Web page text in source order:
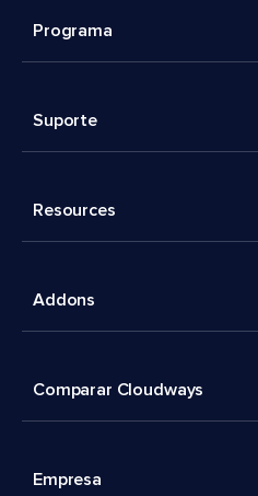
Programa
Suporte
Resources
Addons
Comparar Cloudways
Empresa